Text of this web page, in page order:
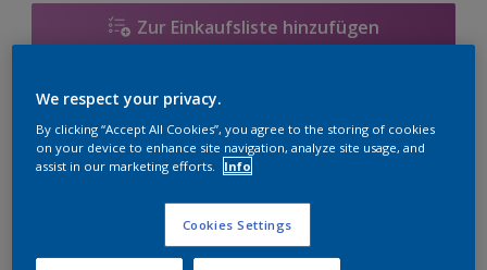
Zur Einkaufsliste hinzufügen
Einen Händler finden
Zu Projekt hinzufügen
We respect your privacy.
By clicking “Accept All Cookies”, you agree to the storing of cookies
on your device to enhance site navigation, analyze site usage, and
assist in our marketing efforts.
Info
Cookies Settings